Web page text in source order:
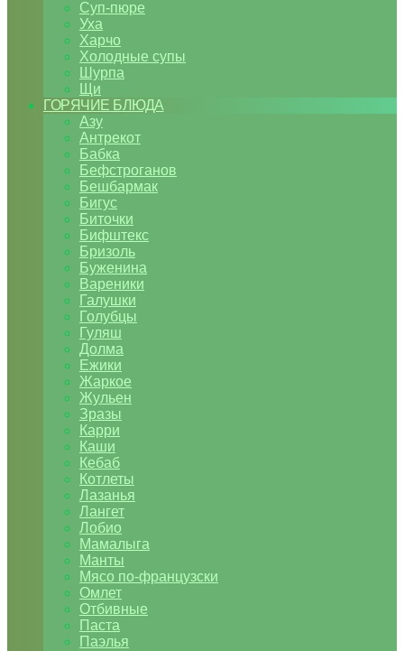
Суп-пюре
Уха
Харчо
Холодные супы
Шурпа
Щи
ГОРЯЧИЕ БЛЮДА
Азу
Антрекот
Бабка
Бефстроганов
Бешбармак
Бигус
Биточки
Бифштекс
Бризоль
Буженина
Вареники
Галушки
Голубцы
Гуляш
Долма
Ежики
Жаркое
Жульен
Зразы
Карри
Каши
Кебаб
Котлеты
Лазанья
Лангет
Лобио
Мамалыга
Манты
Мясо по-французски
Омлет
Отбивные
Паста
Паэлья